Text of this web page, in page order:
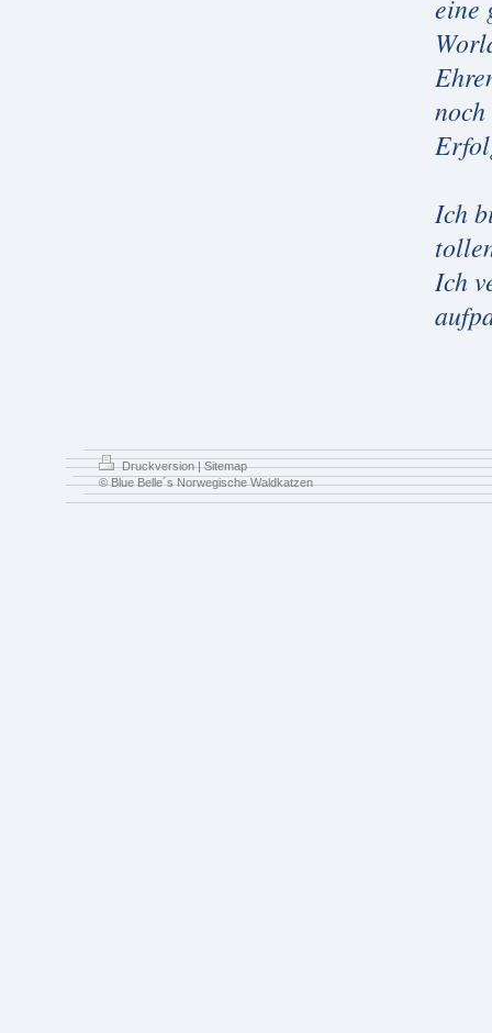
eine
Ich
Ich
Druckversion| Sitemap
© Blue Belle´s Norwegische Waldkatzen